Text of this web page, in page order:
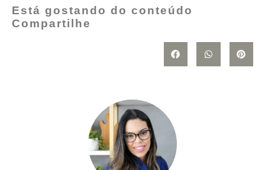
Está gostando do conteúdo
Compartilhe